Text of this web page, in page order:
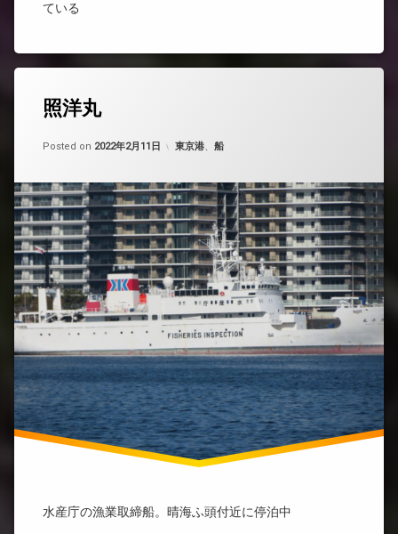
ている
照洋丸
Posted on 2022年2月11日
Updated on
by nobue
カテゴリー:
東京港、 船
水産庁の漁業取締船。晴海ふ頭付近に停泊中